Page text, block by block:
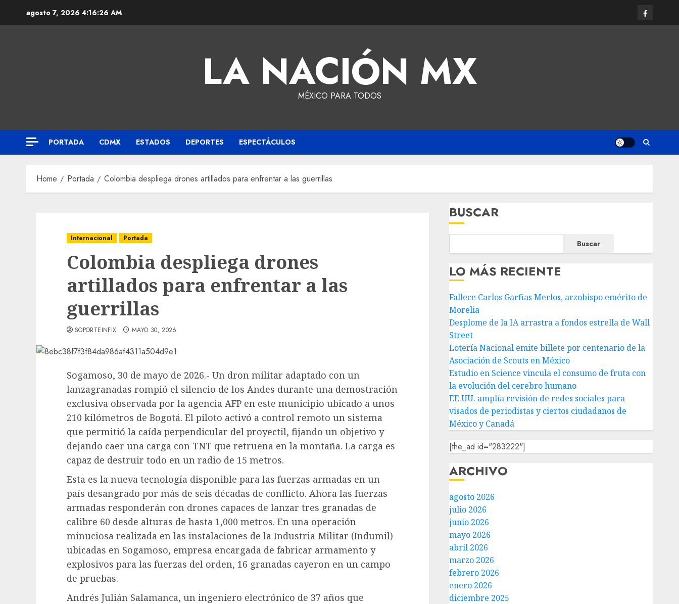
agosto 7, 2026 4:16:26 AM
LA NACIÓN MX
MÉXICO PARA TODOS
PORTADA CDMX ESTADOS DEPORTES ESPECTÁCULOS
Home Portada Colombia despliega drones artillados para enfrentar a las guerrillas
Internacional Portada
Colombia despliega drones
artillados para enfrentar a las
guerrillas
SOPORTEINFIX MAYO 30, 2026
Sogamoso, 30 de mayo de 2026.- Un dron militar adaptado con un
lanzagranadas rompió el silencio de los Andes durante una demostración
exclusiva observada por la agencia AFP en este municipio ubicado a unos
210 kilómetros de Bogotá. El piloto activó a control remoto un sistema
que permitió la caída perpendicular del proyectil, fijando un objetivo y
dejando caer una carga con TNT que retruena en la montaña. La carga es
capaz de destruir todo en un radio de 15 metros.
Esta es la nueva tecnología disponible para las fuerzas armadas en un
país desangrado por más de seis décadas de conflicto. Ahora las fuerzas
armadas responderán con drones capaces de lanzar tres granadas de
calibre 60 desde alturas de hasta 1,000 metros. En una operación
minuciosa realizada en las instalaciones de la Industria Militar (Indumil)
ubicadas en Sogamoso, empresa encargada de fabricar armamento y
explosivos para las fuerzas del orden, 16 granadas cayeron en un campo
de pruebas.
Andrés Julián Salamanca, un ingeniero electrónico de 37 años que
BUSCAR
Buscar
LO MÁS RECIENTE
Fallece Carlos Garfias Merlos, arzobispo emérito de
Morelia
Desplome de la IA arrastra a fondos estrella de Wall
Street
Lotería Nacional emite billete por centenario de la
Asociación de Scouts en México
Estudio en Science vincula el consumo de fruta con
la evolución del cerebro humano
EE.UU. amplía revisión de redes sociales para
visados de periodistas y ciertos ciudadanos de
México y Canadá
[the_ad id="283222"]
ARCHIVO
agosto 2026
julio 2026
junio 2026
mayo 2026
abril 2026
marzo 2026
febrero 2026
enero 2026
diciembre 2025